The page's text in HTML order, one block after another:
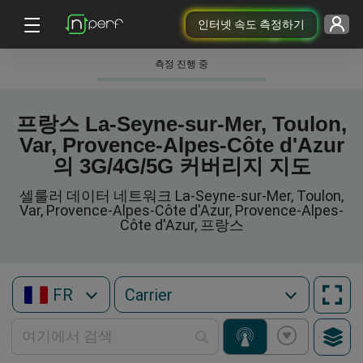
인터넷 속도 측정하기
측정 진행 중
프랑스 La-Seyne-sur-Mer, Toulon,
Var, Provence-Alpes-Côte d'Azur
의 3G/4G/5G 커버리지 지도
셀룰러 데이터 네트워크 La-Seyne-sur-Mer, Toulon,
Var, Provence-Alpes-Côte d'Azur, Provence-Alpes-
Côte d'Azur, 프랑스
FR